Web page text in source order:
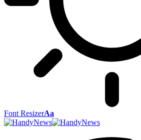
Font ResizerAa